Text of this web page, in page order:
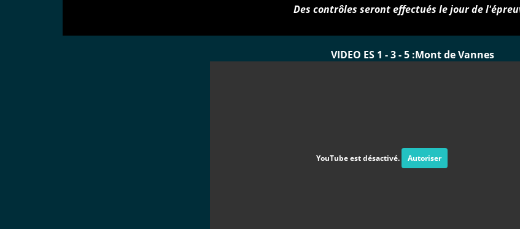
Des contrôles seront effectués le jour de
VIDEO ES 1 - 3 - 5 :Mont de Vannes
YouTube est désactivé. Autoriser